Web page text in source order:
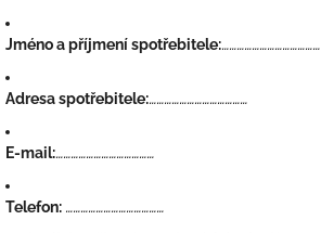
Jméno a příjmení spotřebitele:…………………………………
Adresa spotřebitele:…………………………………
E-mail:…………………………………
Telefon: …………………………………